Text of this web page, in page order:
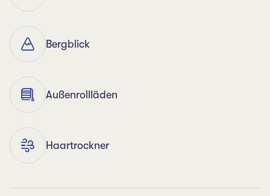
Bergblick
Außenrollläden
Haartrockner